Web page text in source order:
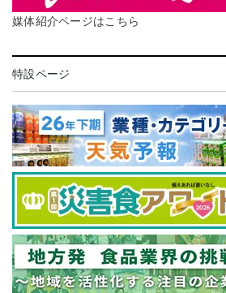
媒体紹介ページはこちら
特設ページ